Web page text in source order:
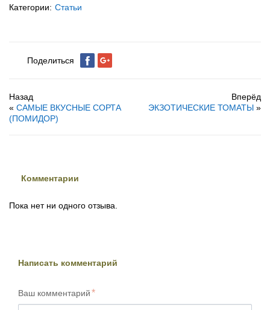
Категории: Статьи
Поделиться
Назад
« САМЫЕ ВКУСНЫЕ СОРТА
(ПОМИДОР)
Вперёд
ЭКЗОТИЧЕСКИЕ ТОМАТЫ »
Комментарии
Пока нет ни одного отзыва.
Написать комментарий
Ваш комментарий